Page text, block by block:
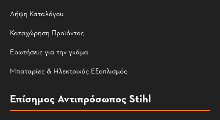
Λήψη Καταλόγου
Καταχώρηση Προϊόντος
Ερωτήσεις για την γκάμα
Μπαταρίες & Ηλεκτρικός Εξοπλισμός
Επίσημος Αντιπρόσωπος Stihl